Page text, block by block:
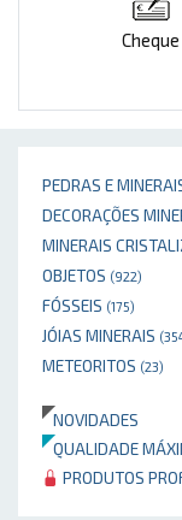
PEDRAS E
DECORAÇÕES
MINERAIS
OBJETOS (922)
FÓSSEIS (175)
JÓIAS MINERAIS
METEORITOS (23)
NOVIDADES
QUALIDADE
PRODUTOS
Cheque